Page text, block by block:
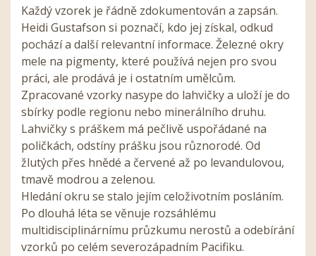
Každý vzorek je řádně zdokumentován a zapsán.
Heidi Gustafson si poznačí, kdo jej získal, odkud
pochází a další relevantní informace. Železné okry
mele na pigmenty, které používá nejen pro svou
práci, ale prodává je i ostatním umělcům.
Zpracované vzorky nasype do lahvičky a uloží je do
sbírky podle regionu nebo minerálního druhu.
Lahvičky s práškem má pečlivě uspořádané na
poličkách, odstíny prášku jsou různorodé. Od
žlutých přes hnědé a červené až po levandulovou,
tmavě modrou a zelenou.
Hledání okru se stalo jejím celoživotním posláním.
Po dlouhá léta se věnuje rozsáhlému
multidisciplinárnímu průzkumu nerostů a odebírání
vzorků po celém severozápadním Pacifiku.